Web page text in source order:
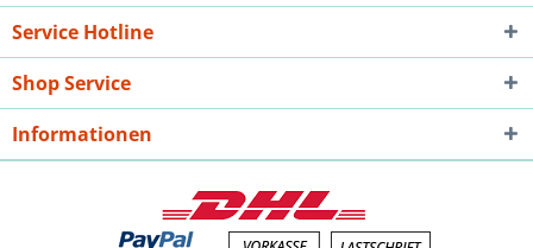
Service Hotline
Shop Service
Informationen